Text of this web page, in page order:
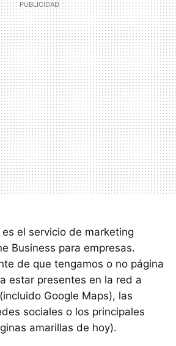
es el servicio de marketing
Business para empresas.
de que tengamos o no página
estar presentes en la red a
Google Maps), las
sociales o los principales
amarillas de hoy).